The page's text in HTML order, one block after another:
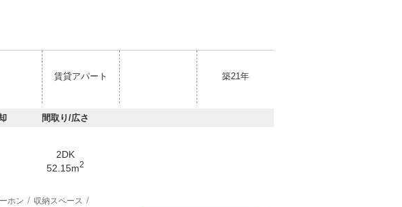
賃貸アパート 築21年
間取り/広さ
2DK
52.15m2
ホン 収納スペース